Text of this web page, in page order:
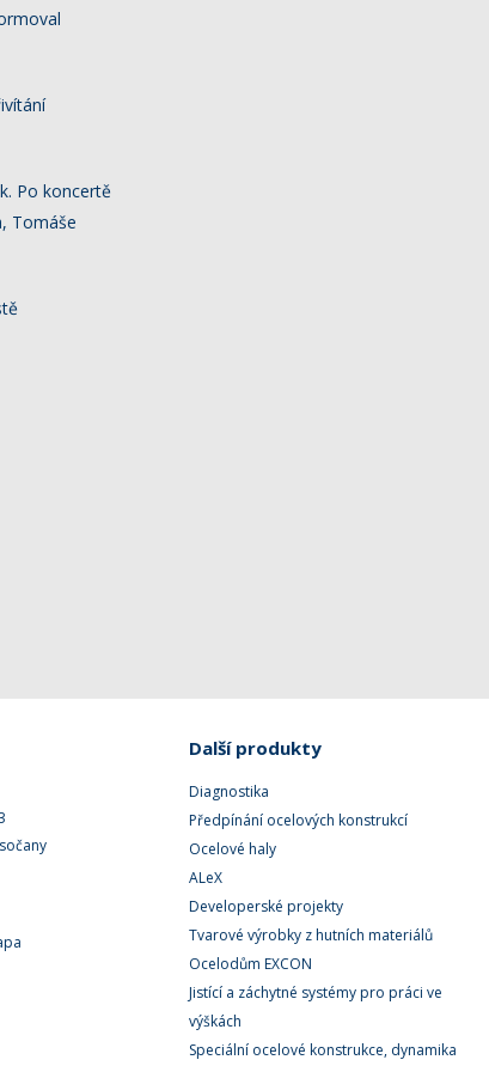
Po koncertě
Tomáše
Další produkty
Diagnostika
Předpínání ocelových konstrukcí
Ocelové haly
ALeX
Developerské projekty
Tvarové výrobky z hutních materiálů
Ocelodům EXCON
Jistící a záchytné systémy pro práci ve
výškách
Speciální ocelové konstrukce, dynamika